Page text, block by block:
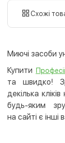
картою
Apple Pay
Google Pay
Безготівковий
Оплата на
Схожі
Миючі засоби
Купити
та швидко!
декілька
будь-яким
на сайті є інші